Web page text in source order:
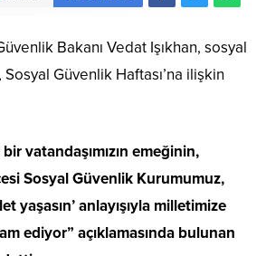
Bakanı Vedat Işıkhan, sosyal
Güvenlik Haftası’na ilişkin
bir vatandaşımızın emeğinin,
Sosyal Güvenlik Kurumumuz,
yaşasın’ anlayışıyla milletimize
ediyor” açıklamasında bulunan